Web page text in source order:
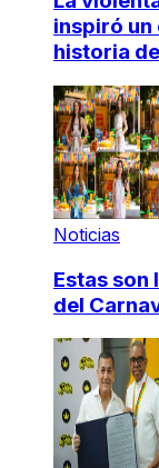
inspiró un
historia
Noticias
Estas son
del